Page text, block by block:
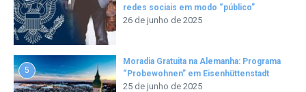
redes sociais em modo “público”
26 de junho de 2025
5
Moradia Gratuita na Alemanha: Programa
“Probewohnen” em Eisenhüttenstadt
25 de junho de 2025